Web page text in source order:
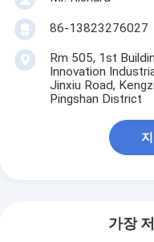
86-13823276027
Rm 505, 1st
Innovation
Jinxiu Road,
Pingshan District
가장